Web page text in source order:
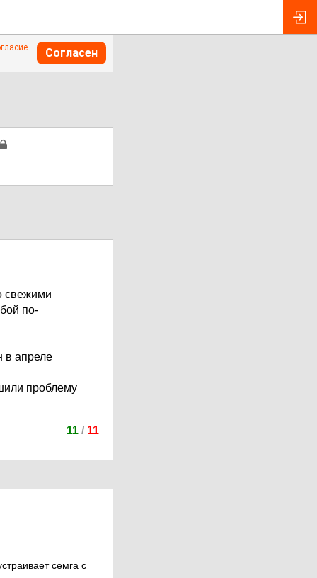
Согласен
свежими
по-
в апреле
проблему
11/ 11
семга с